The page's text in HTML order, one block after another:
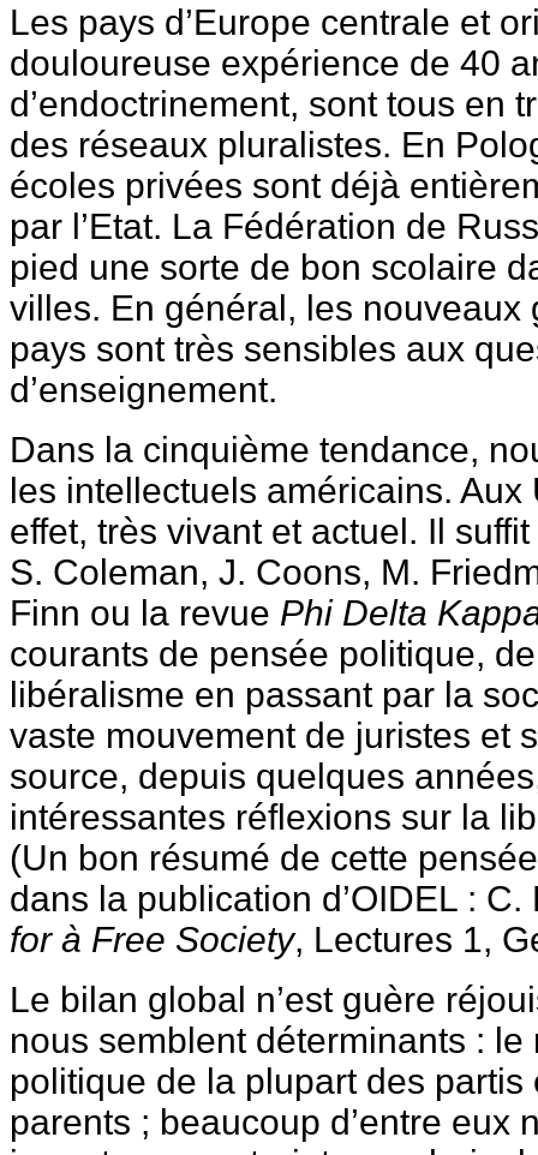
Les pays d’Europe centrale et
douloureuse expérience de 40
d’endoctrinement, sont tous en
des réseaux pluralistes. En
écoles privées sont déjà
par l’Etat. La Fédération de
pied une sorte de bon scolaire
villes. En général, les nouveaux
pays sont très sensibles aux
d’enseignement.
Dans la cinquième tendance,
les intellectuels américains. Aux
effet, très vivant et actuel. Il
S. Coleman, J. Coons, M.
Finn ou la revue Phi Delta
courants de pensée politique,
libéralisme en passant par la
vaste mouvement de juristes et
source, depuis quelques
intéressantes réflexions sur la
(Un bon résumé de cette
dans la publication d’OIDEL :
for à Free Society, Lectures 1,
Le bilan global n’est guère
nous semblent déterminants :
politique de la plupart des
parents ; beaucoup d’entre eux